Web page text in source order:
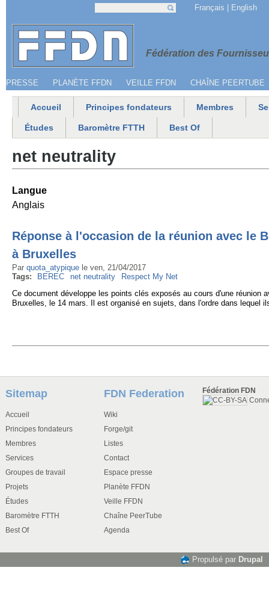
Jump to navigation
Fédération des
Menu secondaire
PRESSE PLANÈTE FFDN VEILLE FFDN CHAÎNE PEERTUBE
Français English
Menu principal
Accueil Principes fondateurs Membres
Études Baromètre FTTH Best Of
net neutrality
Langue
Anglais
Réponse à l'occasion de la réunion avec le
à Bruxelles
Par quota_atypique le ven, 21/04/2017
Tags:
BEREC net neutrality
Respect My Net
Ce document développe les points clés exposés au cours d'une réunion
Bruxelles, le 14 mars. Il est organisé en sujets, dans l'ordre dans lequel
Sitemap
Accueil
Principes fondateurs
Membres
Services
Groupes de travail
Projets
Études
Baromètre FTTH
Best Of
FDN Federation
Wiki
Forge/git
Listes
Contact
Espace presse
Planète FFDN
Veille FFDN
Chaîne PeerTube
Agenda
Fédération FDN
Propulsé par Drupal